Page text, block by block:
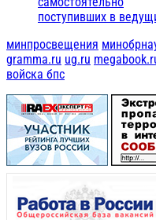
поступивших в
минпросвещения
gramma.ru ug.ru
войска бпс